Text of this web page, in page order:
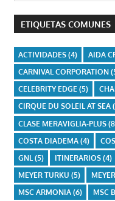
ETIQUETAS COMUNES
ACTIVIDADES(4) AIDA
CARNIVAL CORPORATION
CELEBRITY EDGE(5)
CIRQUE DU SOLEIL AT SEA
CLASE MERAVIGLIA-PLUS
COSTA DIADEMA(4)
GNL (5) ITINERARIOS(4)
MEYER TURKU (5)
MSC ARMONIA(6) MSC